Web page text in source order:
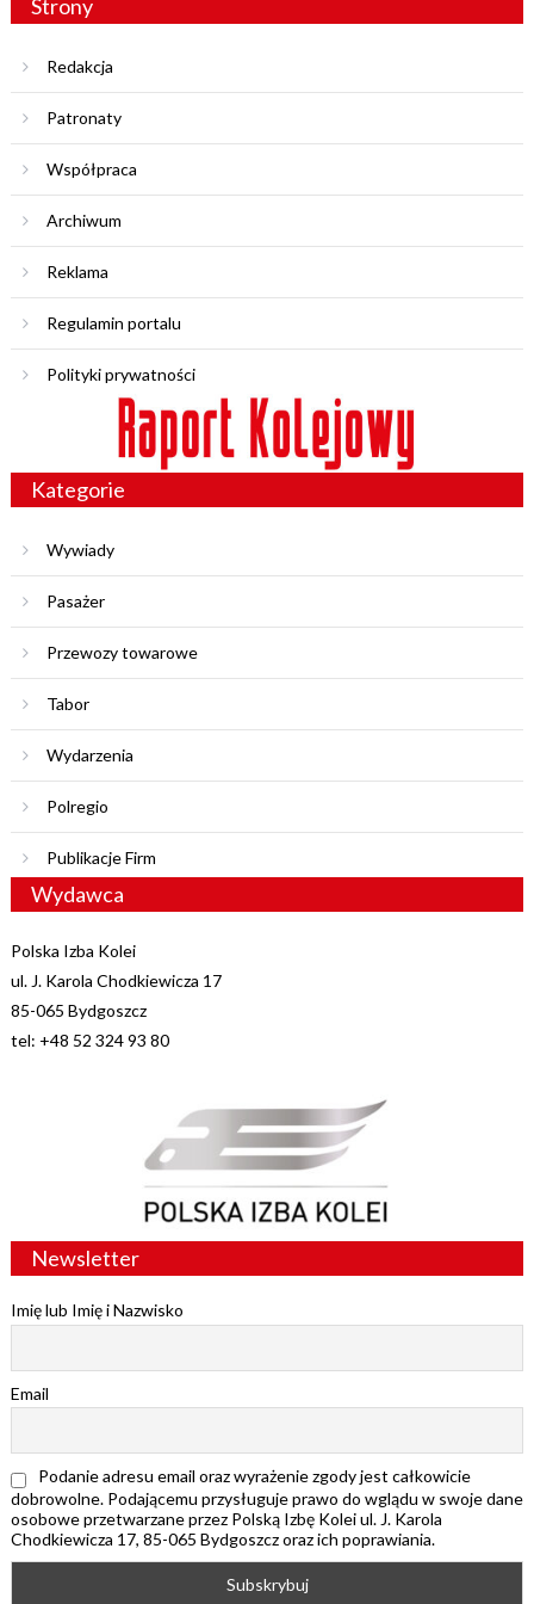
Strony
Redakcja
Patronaty
Współpraca
Archiwum
Reklama
Regulamin portalu
Polityki prywatności
Kategorie
Wywiady
Pasażer
Przewozy towarowe
Tabor
Wydarzenia
Polregio
Publikacje Firm
Wydawca
Polska Izba Kolei
ul. J. Karola Chodkiewicza 17
85-065 Bydgoszcz
tel: +48 52 324 93 80
Newsletter
Imię lub Imię i Nazwisko
Email
Podanie adresu email oraz wyrażenie zgody jest całkowicie
dobrowolne. Podającemu przysługuje prawo do wglądu w swoje dane
osobowe przetwarzane przez Polską Izbę Kolei ul. J. Karola
Chodkiewicza 17, 85-065 Bydgoszcz oraz ich poprawiania.